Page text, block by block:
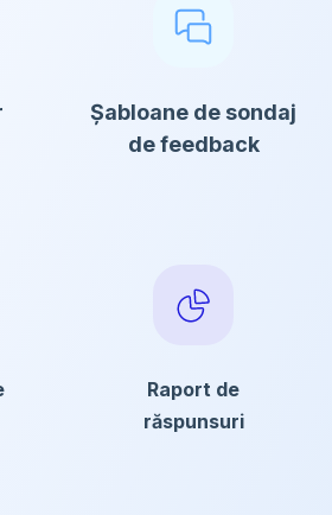
Șabloane de sondaj
de feedback
Raport de
răspunsuri